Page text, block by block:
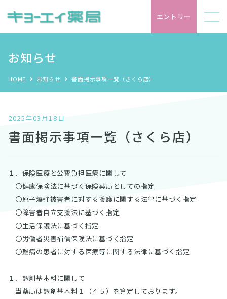
お知らせ
キョーエイ薬局について
店舗紹介
会社概要
代表メッセージ
働く人を知る
採用情報
エントリー
お知らせ
HOME お知らせ 書面掲示事項一覧（さくら店）
2025年03月18日
書面掲示事項一覧（さくら店）
１．保険医療と公費負担医療に関して
〇健康保険法に基づく保険薬局としての指定
〇原子爆弾被害者に対する援護に関する法律に基づく指定
〇障害者自立支援法に基づく指定
〇生活保護法に基づく指定
〇労働者災害補償保険法に基づく指定
〇難病の患者に対する医療等に関する法律に基づく指定
１．調剤基本料に関して
当薬局は調剤基本料１（４５）を算定しております。